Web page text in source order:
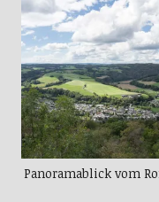
Panoramablick vom